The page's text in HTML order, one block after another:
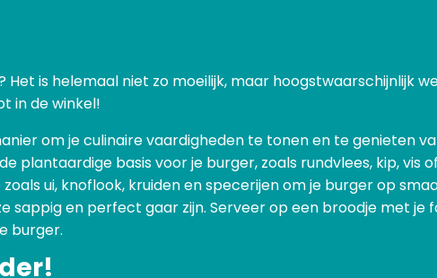
is helemaal niet zo moeilijk, maar hoogstwaarschijnlijk
in de winkel!
om je culinaire vaardigheden te tonen en te genieten
plantaardige basis voor je burger, zoals rundvlees, kip, vis
ui, knoflook, kruiden en specerijen om je burger op
sappig en perfect gaar zijn. Serveer op een broodje met je
burger.